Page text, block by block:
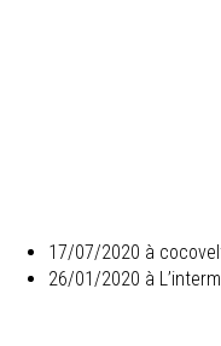
17/07/2020 à
26/01/2020 à